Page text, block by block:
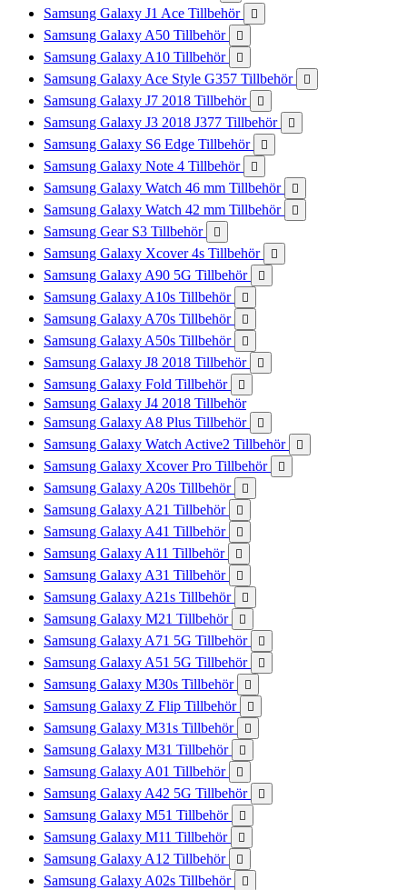
Samsung Galaxy J1 Ace Tillbehör 
Samsung Galaxy A50 Tillbehör 
Samsung Galaxy A10 Tillbehör 
Samsung Galaxy Ace Style G357 Tillbehör 
Samsung Galaxy J7 2018 Tillbehör 
Samsung Galaxy J3 2018 J377 Tillbehör 
Samsung Galaxy S6 Edge Tillbehör 
Samsung Galaxy Note 4 Tillbehör 
Samsung Galaxy Watch 46 mm Tillbehör 
Samsung Galaxy Watch 42 mm Tillbehör 
Samsung Gear S3 Tillbehör 
Samsung Galaxy Xcover 4s Tillbehör 
Samsung Galaxy A90 5G Tillbehör 
Samsung Galaxy A10s Tillbehör 
Samsung Galaxy A70s Tillbehör 
Samsung Galaxy A50s Tillbehör 
Samsung Galaxy J8 2018 Tillbehör 
Samsung Galaxy Fold Tillbehör 
Samsung Galaxy J4 2018 Tillbehör
Samsung Galaxy A8 Plus Tillbehör

Samsung Galaxy Watch Active2 Tillbehör 
Samsung Galaxy Xcover Pro Tillbehör 
Samsung Galaxy A20s Tillbehör 
Samsung Galaxy A21 Tillbehör 
Samsung Galaxy A41 Tillbehör 
Samsung Galaxy A11 Tillbehör 
Samsung Galaxy A31 Tillbehör 
Samsung Galaxy A21s Tillbehör 
Samsung Galaxy M21 Tillbehör 
Samsung Galaxy A71 5G Tillbehör 
Samsung Galaxy A51 5G Tillbehör 
Samsung Galaxy M30s Tillbehör 
Samsung Galaxy Z Flip Tillbehör 
Samsung Galaxy M31s Tillbehör 
Samsung Galaxy M31 Tillbehör 
Samsung Galaxy A01 Tillbehör 
Samsung Galaxy A42 5G Tillbehör 
Samsung Galaxy M51 Tillbehör 
Samsung Galaxy M11 Tillbehör 
Samsung Galaxy A12 Tillbehör 
Samsung Galaxy A02s Tillbehör 